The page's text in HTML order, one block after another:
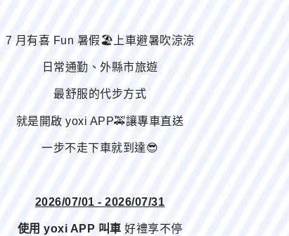
7 月有喜 Fun 暑假🏖️上車避暑吹涼涼
日常通勤、 外縣市旅遊
最舒服的代步方式
就是開啟 yoxi APP🚕讓專車直送
一步不走下車就到達😎
2026/07/01 - 2026/07/31
使用 yoxi APP 叫車 好禮享不停